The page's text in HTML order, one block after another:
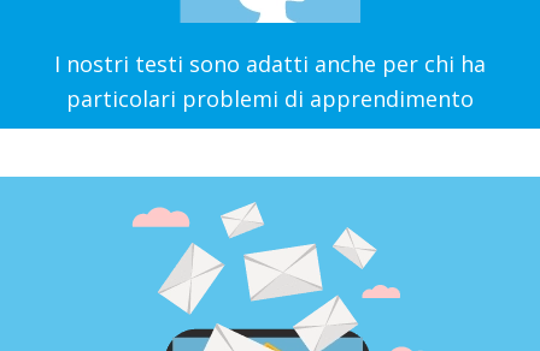
I nostri testi sono adatti anche per chi ha
particolari problemi di apprendimento